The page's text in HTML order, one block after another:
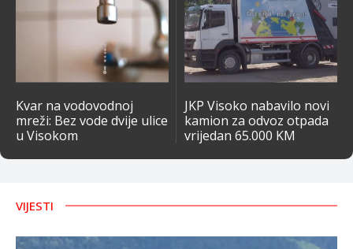
Kvar na vodovodnoj
mreži: Bez vode dvije ulice
u Visokom
JKP Visoko nabavilo novi
kamion za odvoz otpada
vrijedan 65.000 KM
VIJESTI